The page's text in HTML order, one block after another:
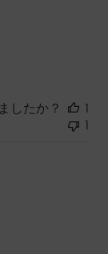
したか？
1
1